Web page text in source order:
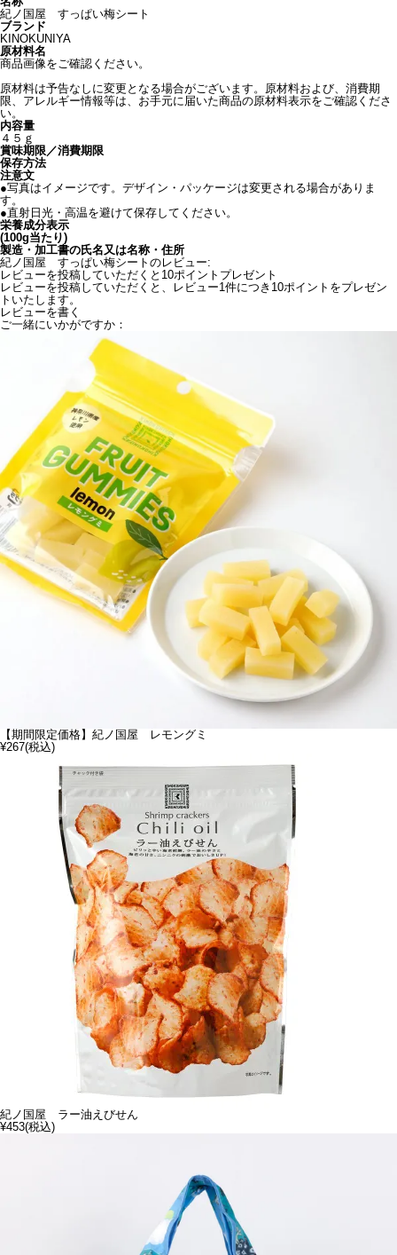
紀ノ国屋 すっぱい梅シート
ブランド
KINOKUNIYA
原材料名
商品画像をご確認ください。
原材料は予告なしに変更となる場合がございます。原材料および、消費期
限、アレルギー情報等は、お手元に届いた商品の原材料表示をご確認くださ
い。
内容量
４５ｇ
賞味期限／消費期限
保存方法
注意文
●写真はイメージです。デザイン・パッケージは変更される場合がありま
す。
●直射日光・高温を避けて保存してください。
栄養成分表示
(100g当たり)
製造・加工書の氏名又は名称・住所
紀ノ国屋 すっぱい梅シートのレビュー:
レビューを投稿していただくと10ポイントプレゼント
レビューを投稿していただくと、レビュー1件につき10ポイントをプレゼン
トいたします。
レビューを書く
ご一緒にいかがですか：
【期間限定価格】紀ノ国屋 レモングミ
¥267(税込)
紀ノ国屋 ラー油えびせん
¥453(税込)